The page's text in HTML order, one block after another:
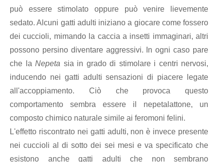
può essere stimolato oppure può venire lievemente
sedato. Alcuni gatti adulti iniziano a giocare come fossero
dei cuccioli, mimando la caccia a insetti immaginari, altri
possono persino diventare aggressivi. In ogni caso pare
che la Nepeta sia in grado di stimolare i centri nervosi,
inducendo nei gatti adulti sensazioni di piacere legate
all'accoppiamento. Ciò che provoca questo
comportamento sembra essere il nepetalattone, un
composto chimico naturale simile ai feromoni felini.
L'effetto riscontrato nei gatti adulti, non è invece presente
nei cuccioli al di sotto dei sei mesi e va specificato che
esistono anche gatti adulti che non sembrano